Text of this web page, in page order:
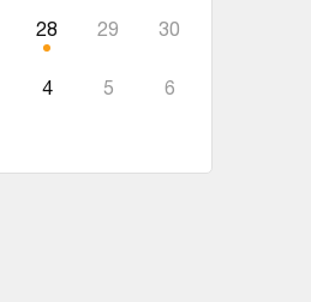
28 29 30
4 5 6